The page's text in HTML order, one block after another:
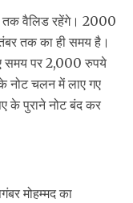
तक वैलिड रहेंगे। 2000
तक का ही समय है।
समय पर 2,000 रुपये
चलन में लाए गए
के पुराने नोट बंद कर
मोहम्मद का